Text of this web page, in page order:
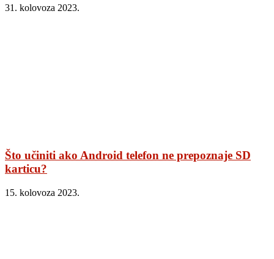
31. kolovoza 2023.
Što učiniti ako Android telefon ne prepoznaje SD
karticu?
15. kolovoza 2023.